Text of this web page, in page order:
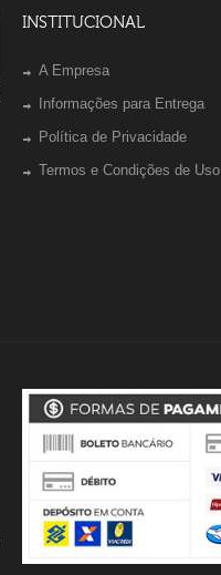
INSTITUCIONAL
A Empresa
Informações para Entrega
Política de Privacidade
Termos e Condições de Uso